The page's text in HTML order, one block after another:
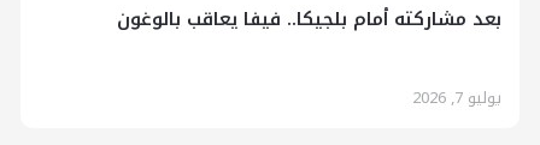
بعد مشاركته أمام بلجيكا.. فيفا يعاقب بالوغون
يوليو 7, 2026